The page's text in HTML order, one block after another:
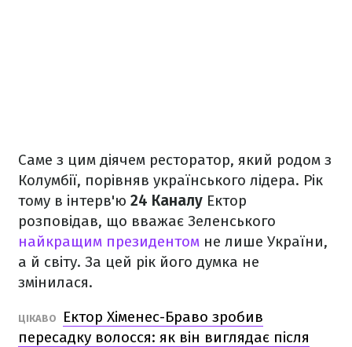
Саме з цим діячем ресторатор, який родом з
Колумбії, порівняв українського лідера. Рік
тому в інтерв'ю 24 Каналу Ектор
розповідав, що вважає Зеленського
найкращим президентом не лише України,
а й світу. За цей рік його думка не
змінилася.
ЦІКАВО
Ектор Хіменес-Браво зробив
пересадку волосся: як він виглядає після